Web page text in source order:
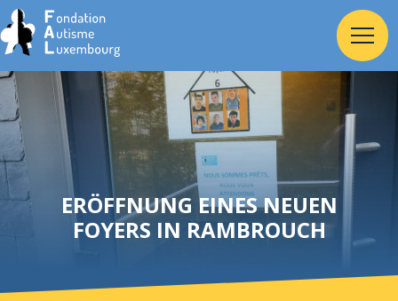
Home
Stiftung
Dienste
ERÖFFNUNG EINES NEUEN
FOYERS IN RAMBROUCH